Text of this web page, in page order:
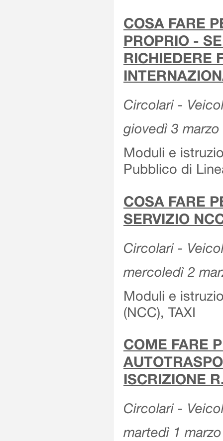
COSA FARE
PROPRIO -
RICHIEDERE
Circolari -
giovedì 3 marzo
Moduli e
Pubblico di
COSA FARE
SERVIZIO
Circolari -
mercoledì 2
Moduli e
(NCC), TAXI
COME FARE
ISCRIZIONE
Circolari -
martedì 1